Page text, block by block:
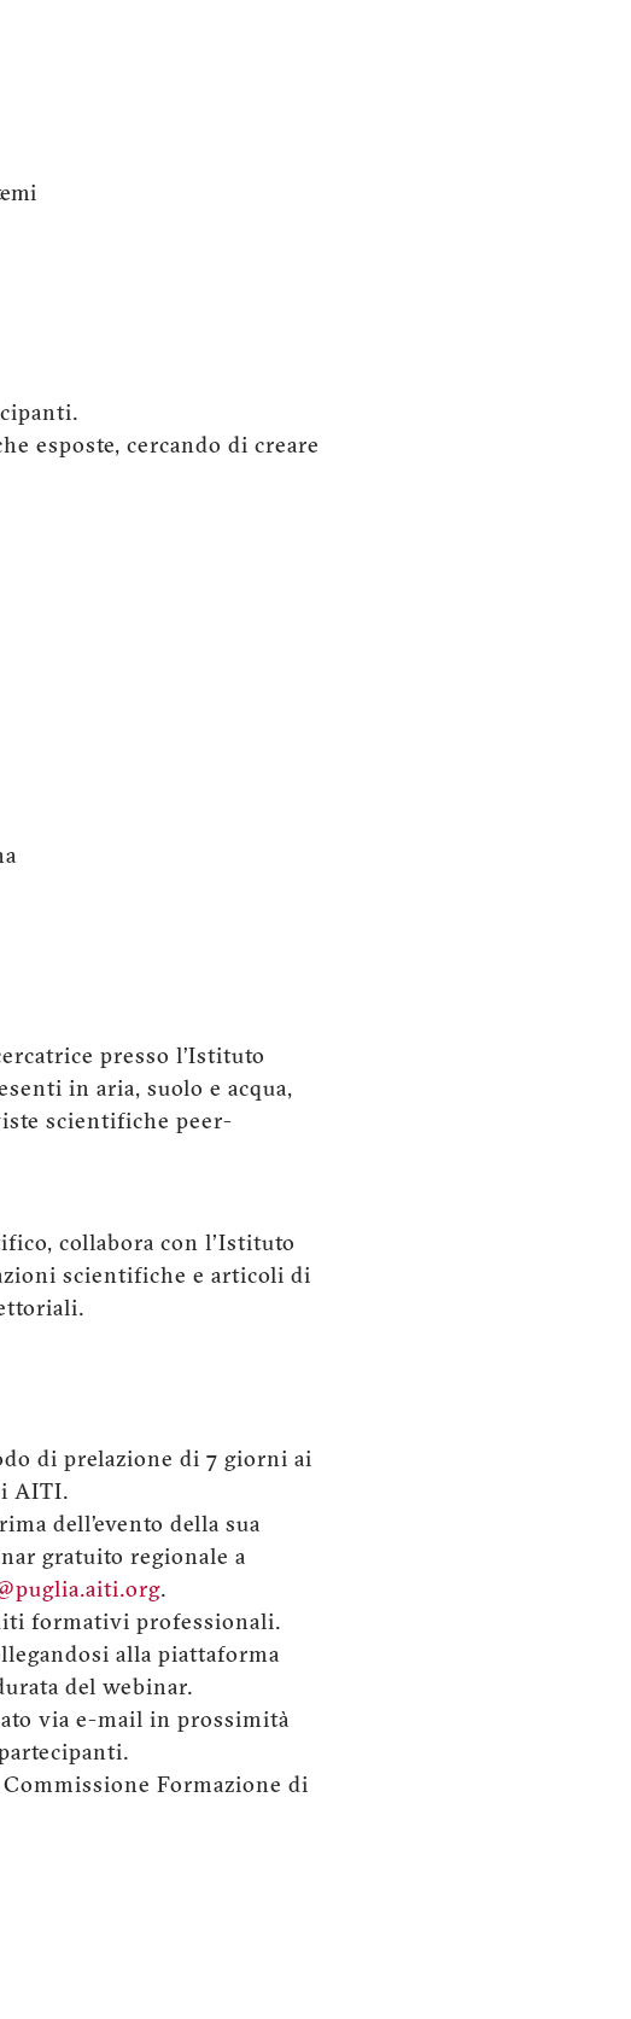
esposte, cercando di creare
presso l’Istituto
in aria, suolo e acqua,
scientifiche peer-
collabora con l'Istituto
scientifiche e articoli di
di prelazione di 7 giorni ai
AITI.
dell’evento della sua
gratuito regionale a
.
formativi professionali.
alla piattaforma
del webinar.
via e-mail in prossimità
Formazione di